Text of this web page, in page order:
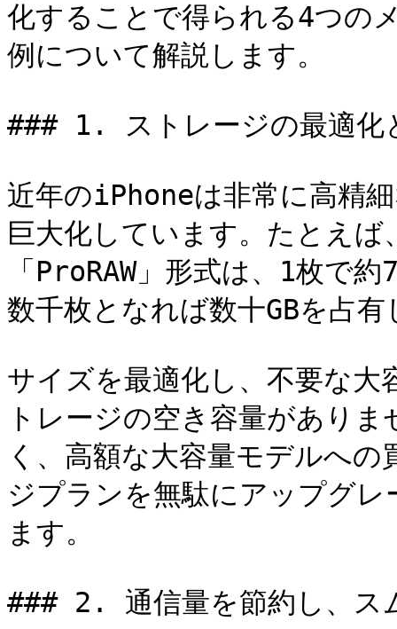
化することで得られる4つの
例について解説します。
### 1. ストレージの最適化
近年のiPhoneは非常に高精
巨大化しています。たとえ
「ProRAW」形式は、1枚で
数千枚となれば数十GBを占有
サイズを最適化し、不要な
トレージの空き容量があり
く、高額な大容量モデルへ
ジプランを無駄にアップグ
ます。
### 2. 通信量を節約し、ス